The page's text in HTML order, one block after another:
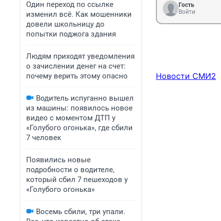
Один переход по ссылке
изменил всё. Как мошенники
довели школьницу до
попытки поджога здания
Людям приходят уведомления
о зачислении денег на счет:
почему верить этому опасно
Водитель испуганно вышел
из машины: появилось новое
видео с моментом ДТП у
«Голубого огонька», где сбили
7 человек
Появились новые
подробности о водителе,
который сбил 7 пешеходов у
«Голубого огонька»
Восемь сбили, три упали.
Гость
Войти
Новости СМИ2